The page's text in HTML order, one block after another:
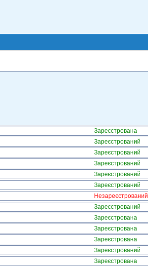
Зареєстрована
Зареєстрований
Зареєстрований
Зареєстрований
Зареєстрований
Зареєстрований
Незареєстрований
Зареєстрований
Зареєстрована
Зареєстрована
Зареєстрована
Зареєстрований
Зареєстрована